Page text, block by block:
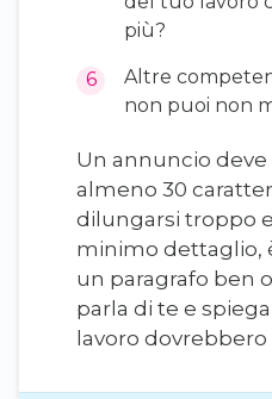
più?
Altre
non puoi non
Un annuncio
almeno 30
dilungarsi troppo
minimo dettaglio,
un paragrafo ben
parla di te e
lavoro